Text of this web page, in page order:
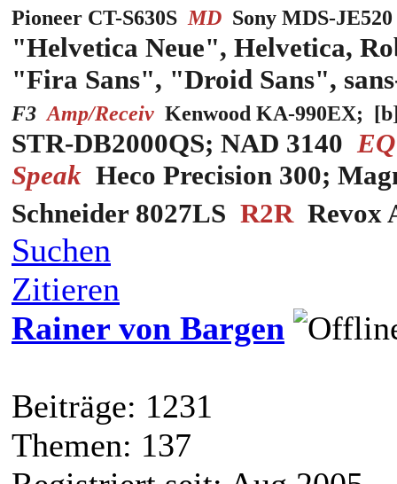
Pioneer CT-S630S MD Sony MDS-JE520
"Helvetica Neue", Helvetica,
"Fira Sans", "Droid Sans",
F3 Amp/Receiv Kenwood KA-990EX;
STR-DB2000QS; NAD 3140 EQ
Speak Heco Precision 300;
Schneider 8027LS R2R Revox
Suchen
Zitieren
Rainer von Bargen
Beiträge: 1231
Themen: 137